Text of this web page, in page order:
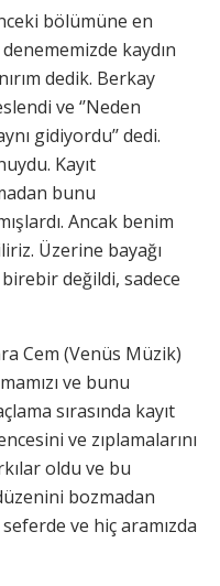
bölümüne en
denememizde kaydın
dedik. Berkay
ve ‘’Neden
gidiyordu’’ dedi.
Kayıt
bunu
Ancak benim
Üzerine bayağı
değildi, sadece
Cem (Venüs Müzik)
ve bunu
sırasında kayıt
ve zıplamalarını
oldu ve bu
bozmadan
ve hiç aramızda